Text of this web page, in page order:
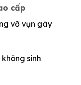
cấp
vỡ vụn gây
không sinh